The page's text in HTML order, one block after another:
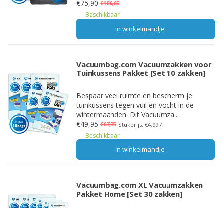
€75,90 €106,65
Beschikbaar
in winkelmandje
Vacuumbag.com Vacuumzakken voor
Tuinkussens Pakket [Set 10 zakken]
Bespaar veel ruimte en bescherm je
tuinkussens tegen vuil en vocht in de
wintermaanden. Dit Vacuumza...
€49,95 €67,75 Stukprijs: €4,99 /
Beschikbaar
in winkelmandje
Vacuumbag.com XL Vacuumzakken
Pakket Home [Set 30 zakken]